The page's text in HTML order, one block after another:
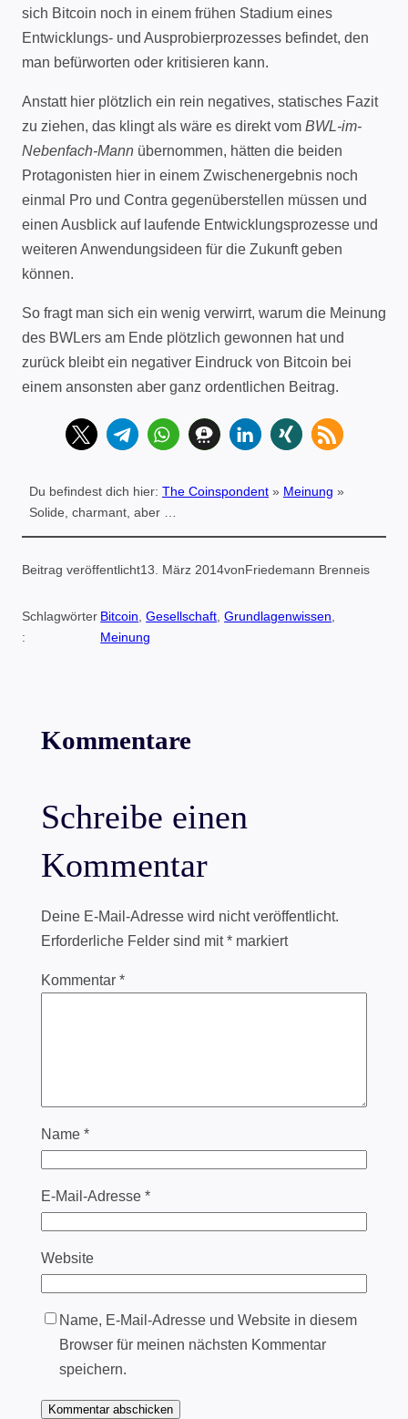
sich Bitcoin noch in einem frühen Stadium eines
Entwicklungs- und Ausprobierprozesses befindet, den
man befürworten oder kritisieren kann.
Anstatt hier plötzlich ein rein negatives, statisches Fazit
zu ziehen, das klingt als wäre es direkt vom BWL-im-
Nebenfach-Mann übernommen, hätten die beiden
Protagonisten hier in einem Zwischenergebnis noch
einmal Pro und Contra gegenüberstellen müssen und
einen Ausblick auf laufende Entwicklungsprozesse und
weiteren Anwendungsideen für die Zukunft geben
können.
So fragt man sich ein wenig verwirrt, warum die Meinung
des BWLers am Ende plötzlich gewonnen hat und
zurück bleibt ein negativer Eindruck von Bitcoin bei
einem ansonsten aber ganz ordentlichen Beitrag.
Du befindest dich hier: The Coinspondent » Meinung »
Solide, charmant, aber …
Beitrag veröffentlicht13. März 2014vonFriedemann Brenneis
Schlagwörter
:
Bitcoin , Gesellschaft , Grundlagenwissen
Meinung
Kommentare
Schreibe einen
Kommentar
Deine E-Mail-Adresse wird nicht veröffentlicht.
Erforderliche Felder sind mit*markiert
Kommentar *
Name *
E-Mail-Adresse *
Website
Name, E-Mail-Adresse und Website in diesem
Browser für meinen nächsten Kommentar
speichern.